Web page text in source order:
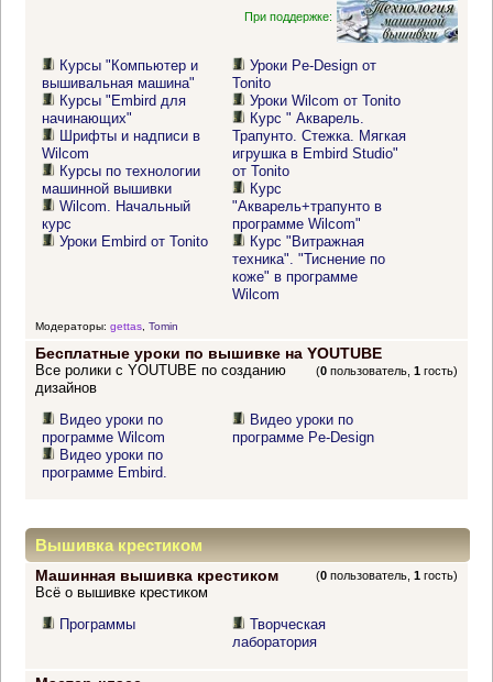
При поддержке:
Курсы "Компьютер и
вышивальная машина"
Курсы "Embird для
начинающих"
Шрифты и надписи в
Wilcom
Курсы по технологии
машинной вышивки
Wilcom. Начальный
курс
Уроки Embird от Tonito
Уроки Pe-Design от
Tonito
Уроки Wilcom от Tonito
Курс " Акварель.
Трапунто. Стежка. Мягкая
игрушка в Embird Studio"
от Tonito
Курс
"Акварель+трапунто в
программе Wilcom"
Курс "Витражная
техника". "Тиснение по
коже" в программе
Wilcom
Модераторы: gettas, Tomin
Бесплатные уроки по вышивке на YOUTUBE
(0 пользователь,1 гость)
Все ролики с YOUTUBE по созданию
дизайнов
Видео уроки по
программе Wilcom
Видео уроки по
программе Embird.
Видео уроки по
программе Pe-Design
Вышивка крестиком
Машинная вышивка крестиком (0 пользователь,1 гость)
Всё о вышивке крестиком
Программы
Творческая
лаборатория